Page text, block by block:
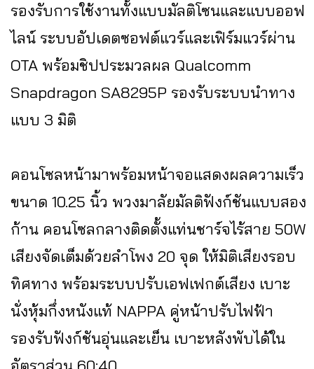
รองรับการใช้งานทั้งแบบมัลติโซนและแบบออฟ
ไลน์ ระบบอัปเดตซอฟต์แวร์และเฟิร์มแวร์ผ่าน
OTA พร้อมชิปประมวลผล Qualcomm
Snapdragon SA8295P รองรับระบบนำทาง
แบบ 3 มิติ
คอนโซลหน้ามาพร้อมหน้าจอแสดงผลความเร็ว
ขนาด 10.25 นิ้ว พวงมาลัยมัลติฟังก์ชันแบบสอง
ก้าน คอนโซลกลางติดตั้งแท่นชาร์จไร้สาย 50W
เสียงจัดเต็มด้วยลำโพง 20 จุด ให้มิติเสียงรอบ
ทิศทาง พร้อมระบบปรับเอฟเฟกต์เสียง เบาะ
นั่งหุ้มกึ่งหนังแท้ NAPPA คู่หน้าปรับไฟฟ้า
รองรับฟังก์ชันอุ่นและเย็น เบาะหลังพับได้ใน